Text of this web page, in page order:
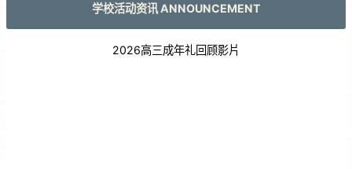
学校活动资讯 ANNOUNCEMENT
2026高三成年礼回顾影片